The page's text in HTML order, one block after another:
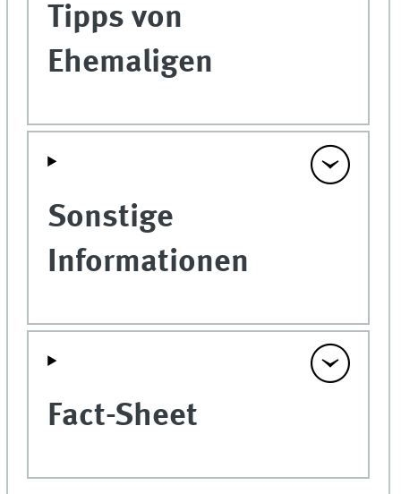
Tipps von
Ehemaligen
Sonstige
Informationen
Fact-Sheet